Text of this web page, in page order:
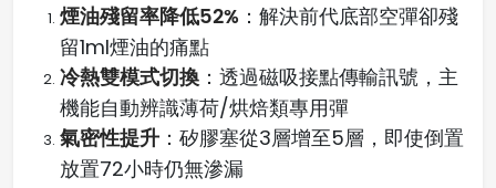
煙油殘留率降低52% ：解決前代底部空彈卻殘
留1ml煙油的痛點
冷熱雙模式切換：透過磁吸接點傳輸訊號，主
機能自動辨識薄荷/烘焙類專用彈
氣密性提升 ：矽膠塞從3層增至5層，即使倒置
放置72小時仍無滲漏